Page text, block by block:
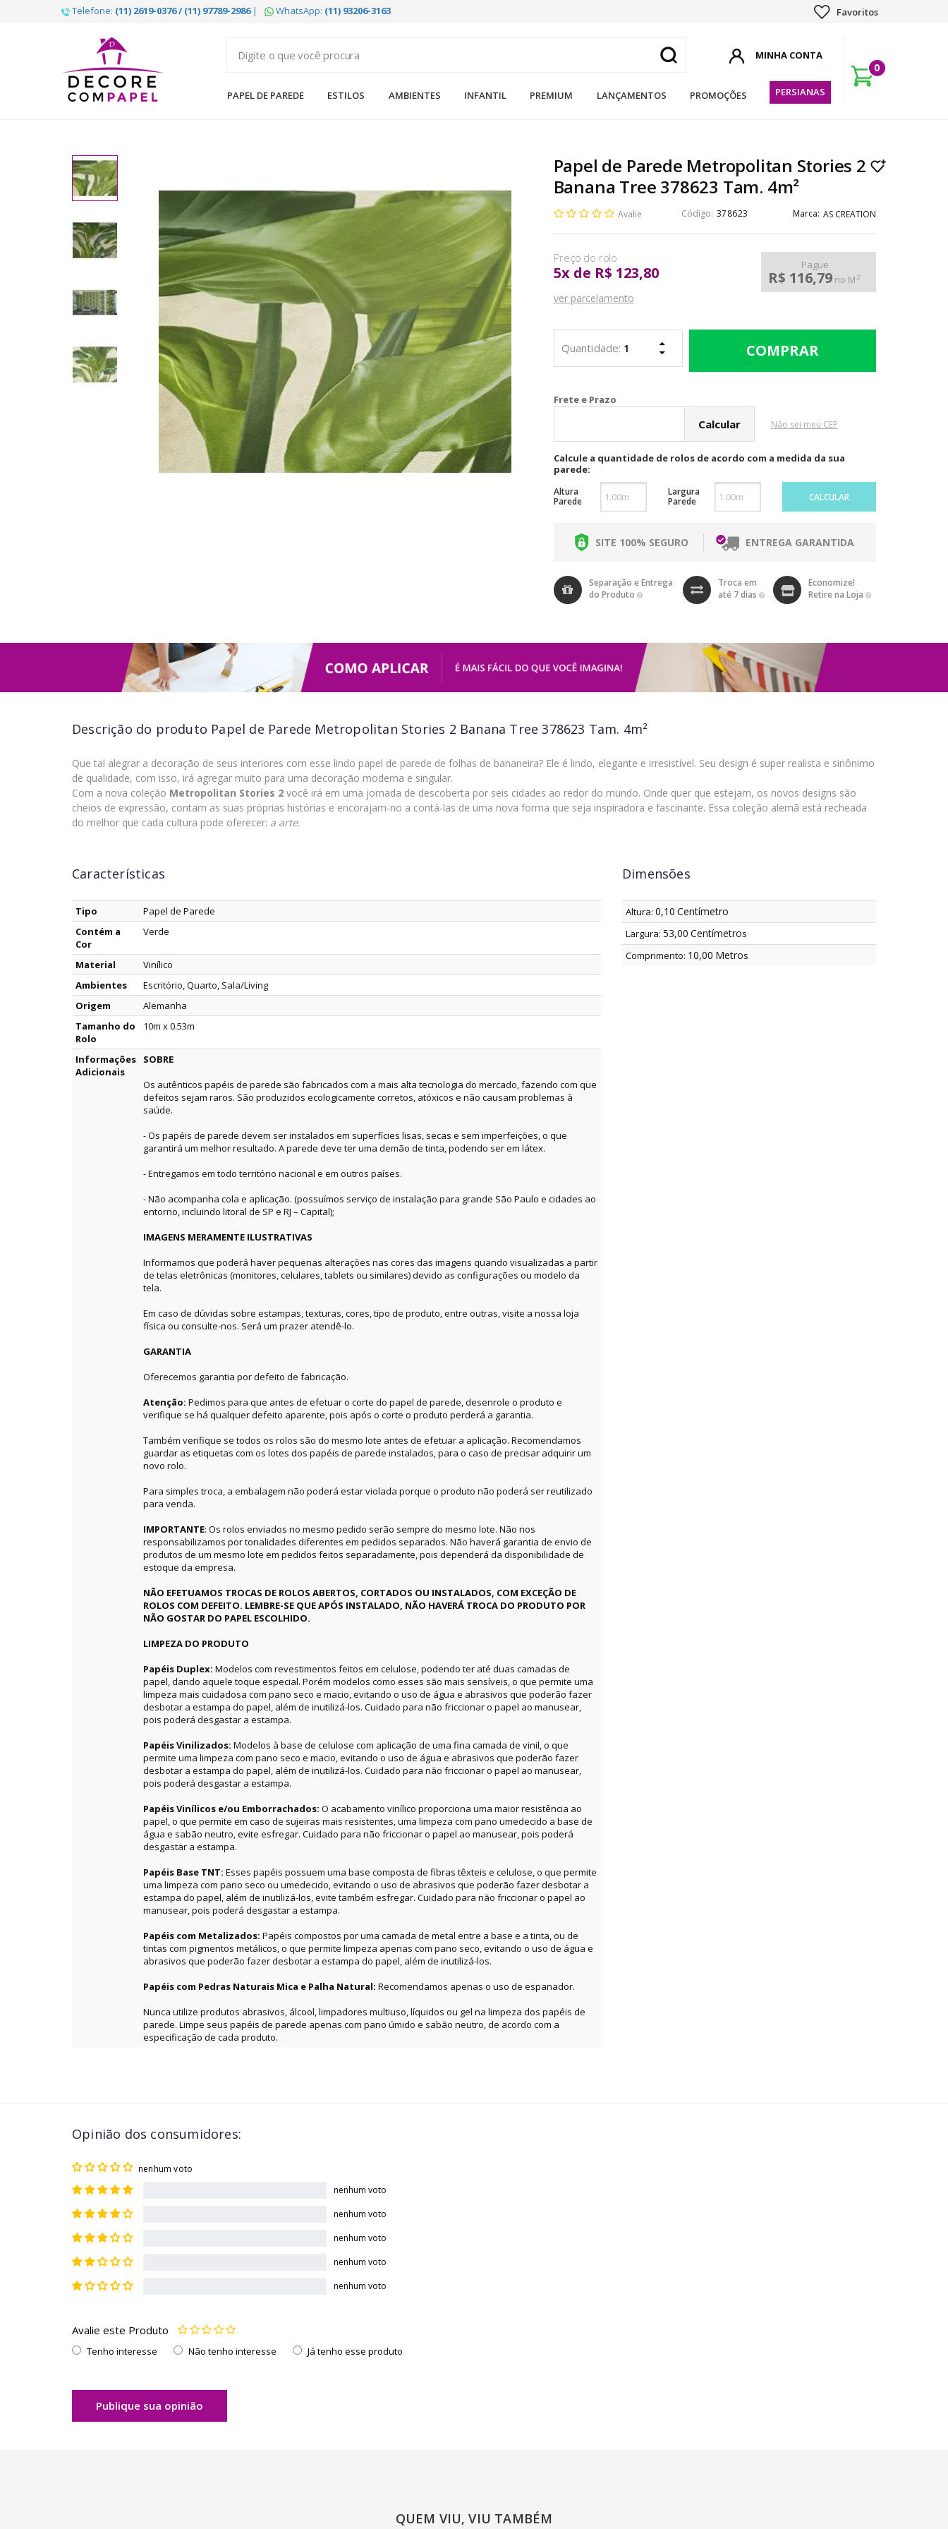
Telefone: (11) 2619-0376 / (11) 97789-2986| WhatsApp: (11) 93206-3163 Favoritos
PAPEL DE PAREDE ESTILOS AMBIENTES INFANTIL PREMIUM LANÇAMENTOS PROMOÇÕES PERSIANAS
0
Decore
com
papel
pioneira
em
venda
de
Papel
de
Parede
pela
Internet
Papel de Parede Metropolitan Stories 2
Banana Tree 378623 Tam. 4m²
Avalie 378623 AS CREATION
5xde R$ 123,80 Pague
R$ 116,79 no M2
ver parcelamento
Não sei meu CEP
Calcule a quantidade de rolos de acordo com a medida da sua
parede:
Altura
Parede
Largura
Parede
CALCULAR
SITE 100% SEGURO ENTREGA GARANTIDA
Separação e Entrega
do Produto
Troca em
até 7 dias
Economize!
Retire na Loja
Descrição do produto Papel de Parede Metropolitan Stories 2 Banana Tree 378623 Tam. 4m²
Que tal alegrar a decoração de seus interiores com esse lindo papel de parede de folhas de bananeira? Ele é lindo, elegante e irresistível. Seu design é super realista e sinônimo
de qualidade, com isso, irá agregar muito para uma decoração moderna e singular.
Com a nova coleção Metropolitan Stories 2 você irá em uma jornada de descoberta por seis cidades ao redor do mundo. Onde quer que estejam, os novos designs são
cheios de expressão, contam as suas próprias histórias e encorajam-no a contá-las de uma nova forma que seja inspiradora e fascinante. Essa coleção alemã está recheada
do melhor que cada cultura pode oferecer: a arte.
Características
Tipo
Papel de Parede
Contém a
Cor
Verde
Material
Vinílico
Ambientes
Escritório, Quarto, Sala/Living
Origem
Alemanha
Tamanho do
Rolo
10m x 0.53m
Informações
Adicionais
SOBRE
Os autênticos papéis de parede são fabricados com a mais alta tecnologia do mercado, fazendo com que
defeitos sejam raros. São produzidos ecologicamente corretos, atóxicos e não causam problemas à
saúde.
- Os papéis de parede devem ser instalados em superfícies lisas, secas e sem imperfeições, o que
garantirá um melhor resultado. A parede deve ter uma demão de tinta, podendo ser em látex.
- Entregamos em todo território nacional e em outros países.
- Não acompanha cola e aplicação. (possuímos serviço de instalação para grande São Paulo e cidades ao
entorno, incluindo litoral de SP e RJ – Capital);
IMAGENS MERAMENTE ILUSTRATIVAS
Informamos que poderá haver pequenas alterações nas cores das imagens quando visualizadas a partir
de telas eletrônicas (monitores, celulares, tablets ou similares) devido as configurações ou modelo da
tela.
Em caso de dúvidas sobre estampas, texturas, cores, tipo de produto, entre outras, visite a nossa loja
física ou consulte-nos. Será um prazer atendê-lo.
GARANTIA
Oferecemos garantia por defeito de fabricação.
Atenção: Pedimos para que antes de efetuar o corte do papel de parede, desenrole o produto e
verifique se há qualquer defeito aparente, pois após o corte o produto perderá a garantia.
Também verifique se todos os rolos são do mesmo lote antes de efetuar a aplicação. Recomendamos
guardar as etiquetas com os lotes dos papéis de parede instalados, para o caso de precisar adquirir um
novo rolo.
Para simples troca, a embalagem não poderá estar violada porque o produto não poderá ser reutilizado
para venda.
IMPORTANTE: Os rolos enviados no mesmo pedido serão sempre do mesmo lote. Não nos
responsabilizamos por tonalidades diferentes em pedidos separados. Não haverá garantia de envio de
produtos de um mesmo lote em pedidos feitos separadamente, pois dependerá da disponibilidade de
estoque da empresa.
NÃO EFETUAMOS TROCAS DE ROLOS ABERTOS, CORTADOS OU INSTALADOS, COM EXCEÇÃO DE
ROLOS COM DEFEITO. LEMBRE-SE QUE APÓS INSTALADO, NÃO HAVERÁ TROCA DO PRODUTO POR
NÃO GOSTAR DO PAPEL ESCOLHIDO.
LIMPEZA DO PRODUTO
Papéis Duplex: Modelos com revestimentos feitos em celulose, podendo ter até duas camadas de
papel, dando aquele toque especial. Porém modelos como esses são mais sensíveis, o que permite uma
limpeza mais cuidadosa com pano seco e macio, evitando o uso de água e abrasivos que poderão fazer
desbotar a estampa do papel, além de inutilizá-los. Cuidado para não friccionar o papel ao manusear,
pois poderá desgastar a estampa.
Papéis Vinilizados: Modelos à base de celulose com aplicação de uma fina camada de vinil, o que
permite uma limpeza com pano seco e macio, evitando o uso de água e abrasivos que poderão fazer
desbotar a estampa do papel, além de inutilizá-los. Cuidado para não friccionar o papel ao manusear,
pois poderá desgastar a estampa.
Papéis Vinílicos e/ou Emborrachados: O acabamento vinílico proporciona uma maior resistência ao
papel, o que permite em caso de sujeiras mais resistentes, uma limpeza com pano umedecido a base de
água e sabão neutro, evite esfregar. Cuidado para não friccionar o papel ao manusear, pois poderá
desgastar a estampa.
Papéis Base TNT: Esses papéis possuem uma base composta de fibras têxteis e celulose, o que permite
uma limpeza com pano seco ou umedecido, evitando o uso de abrasivos que poderão fazer desbotar a
estampa do papel, além de inutilizá-los, evite também esfregar. Cuidado para não friccionar o papel ao
manusear, pois poderá desgastar a estampa.
Papéis com Metalizados: Papéis compostos por uma camada de metal entre a base e a tinta, ou de
tintas com pigmentos metálicos, o que permite limpeza apenas com pano seco, evitando o uso de água e
abrasivos que poderão fazer desbotar a estampa do papel, além de inutilizá-los.
Papéis com Pedras Naturais Mica e Palha Natural: Recomendamos apenas o uso de espanador.
Nunca utilize produtos abrasivos, álcool, limpadores multiuso, líquidos ou gel na limpeza dos papéis de
parede. Limpe seus papéis de parede apenas com pano úmido e sabão neutro, de acordo com a
especificação de cada produto.
Dimensões
Altura: 0,10 Centímetro
Largura: 53,00 Centímetros
Comprimento: 10,00 Metros
Opinião dos consumidores:
nenhum voto
nenhum voto
nenhum voto
nenhum voto
nenhum voto
nenhum voto
Avalie este Produto
Tenho interesse Não tenho interesse Já tenho esse produto
Publique sua opinião
QUEM VIU, VIU TAMBÉM